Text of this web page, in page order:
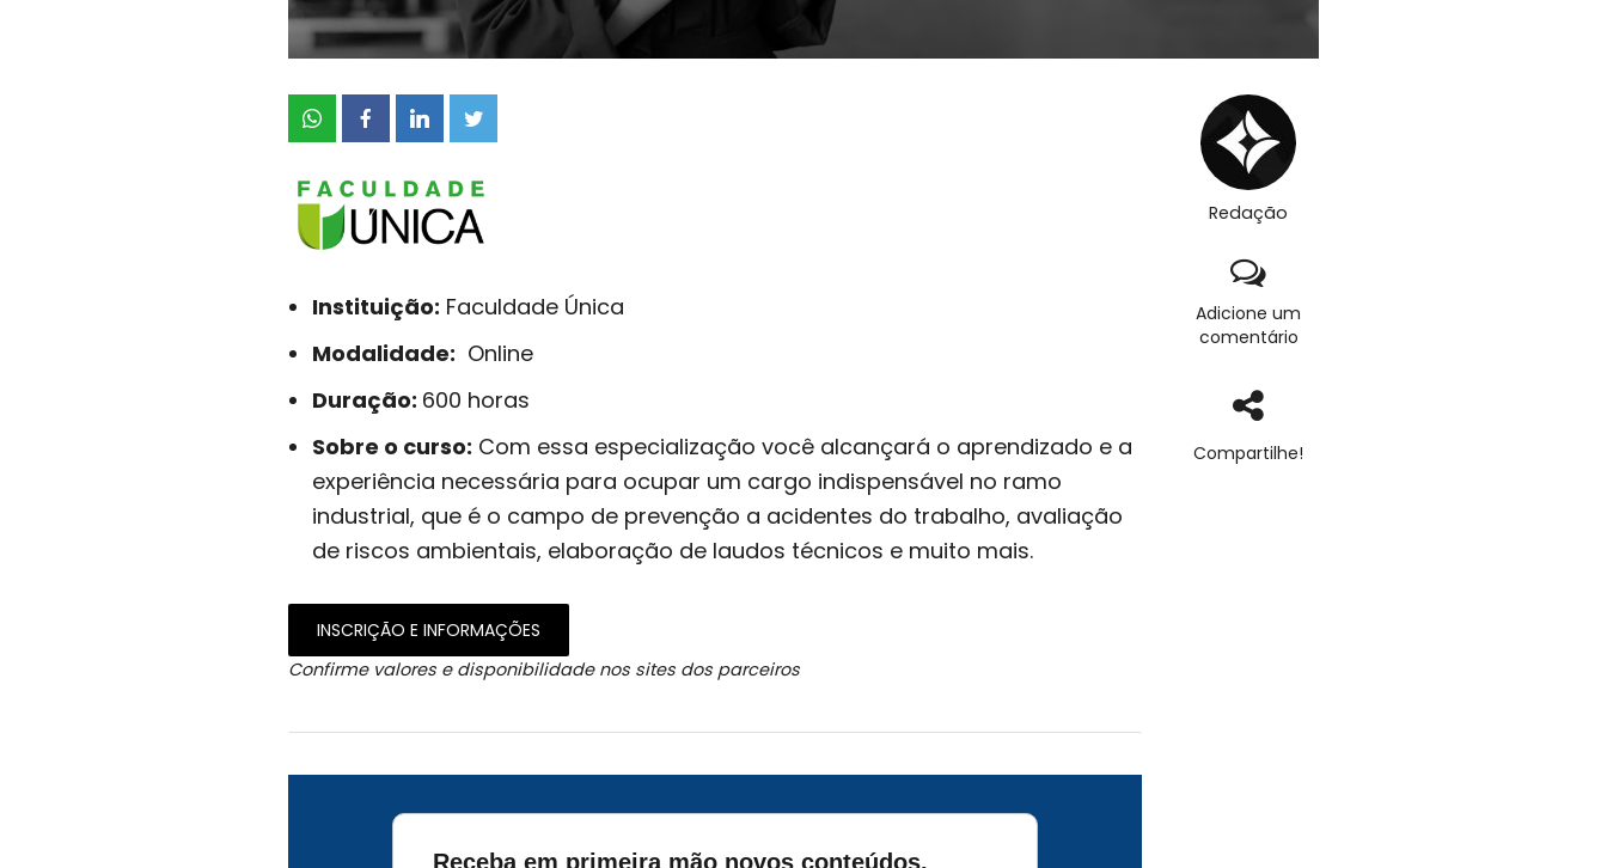
Redação
Adicione um
comentário
Compartilhe!
Instituição: Faculdade Única
Modalidade: Online
Duração: 600 horas
Sobre o curso: Com essa especialização você alcançará o aprendizado e a
experiência necessária para ocupar um cargo indispensável no ramo
industrial, que é o campo de prevenção a acidentes do trabalho, avaliação
de riscos ambientais, elaboração de laudos técnicos e muito mais.
INSCRIÇÃO E INFORMAÇÕES
Confirme valores e disponibilidade nos sites dos parceiros
Receba em primeira mão novos conteúdos,